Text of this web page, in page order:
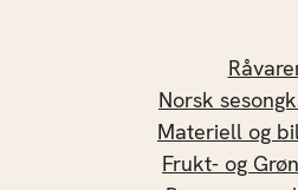
Norsk
Materiell og
Frukt- og